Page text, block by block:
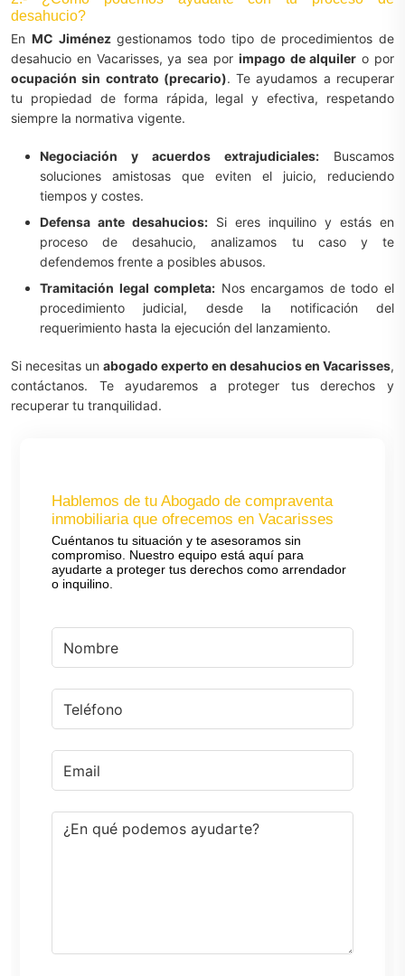
desahucio?
En MC Jiménezgestionamos todo tipo de procedimientos de
desahucio en Vacarisses, ya sea por impago de alquiler o por
ocupación sin contrato (precario). Te ayudamos a recuperar
tu propiedad de forma rápida, legal y efectiva, respetando
siempre la normativa vigente.
Negociación y acuerdos extrajudiciales: Buscamos
soluciones amistosas que eviten el juicio, reduciendo
tiempos y costes.
Defensa ante desahucios: Si eres inquilino y estás en
proceso de desahucio, analizamos tu caso y te
defendemos frente a posibles abusos.
Tramitación legal completa: Nos encargamos de todo el
procedimiento judicial, desde la notificación del
requerimiento hasta la ejecución del lanzamiento.
Si necesitas un abogado experto en desahucios en Vacarisses,
contáctanos. Te ayudaremos a proteger tus derechos y
recuperar tu tranquilidad.
Hablemos de tu Abogado de compraventa
inmobiliaria que ofrecemos en Vacarisses
Cuéntanos tu situación y te asesoramos sin
compromiso. Nuestro equipo está aquí para
ayudarte a proteger tus derechos como arrendador
o inquilino.